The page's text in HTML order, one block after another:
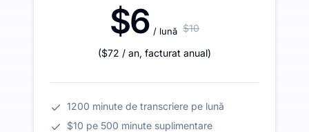
$6 / lună $10
($72 / an, facturat anual)
1200 minute de transcriere pe lună
$10 pe 500 minute suplimentare